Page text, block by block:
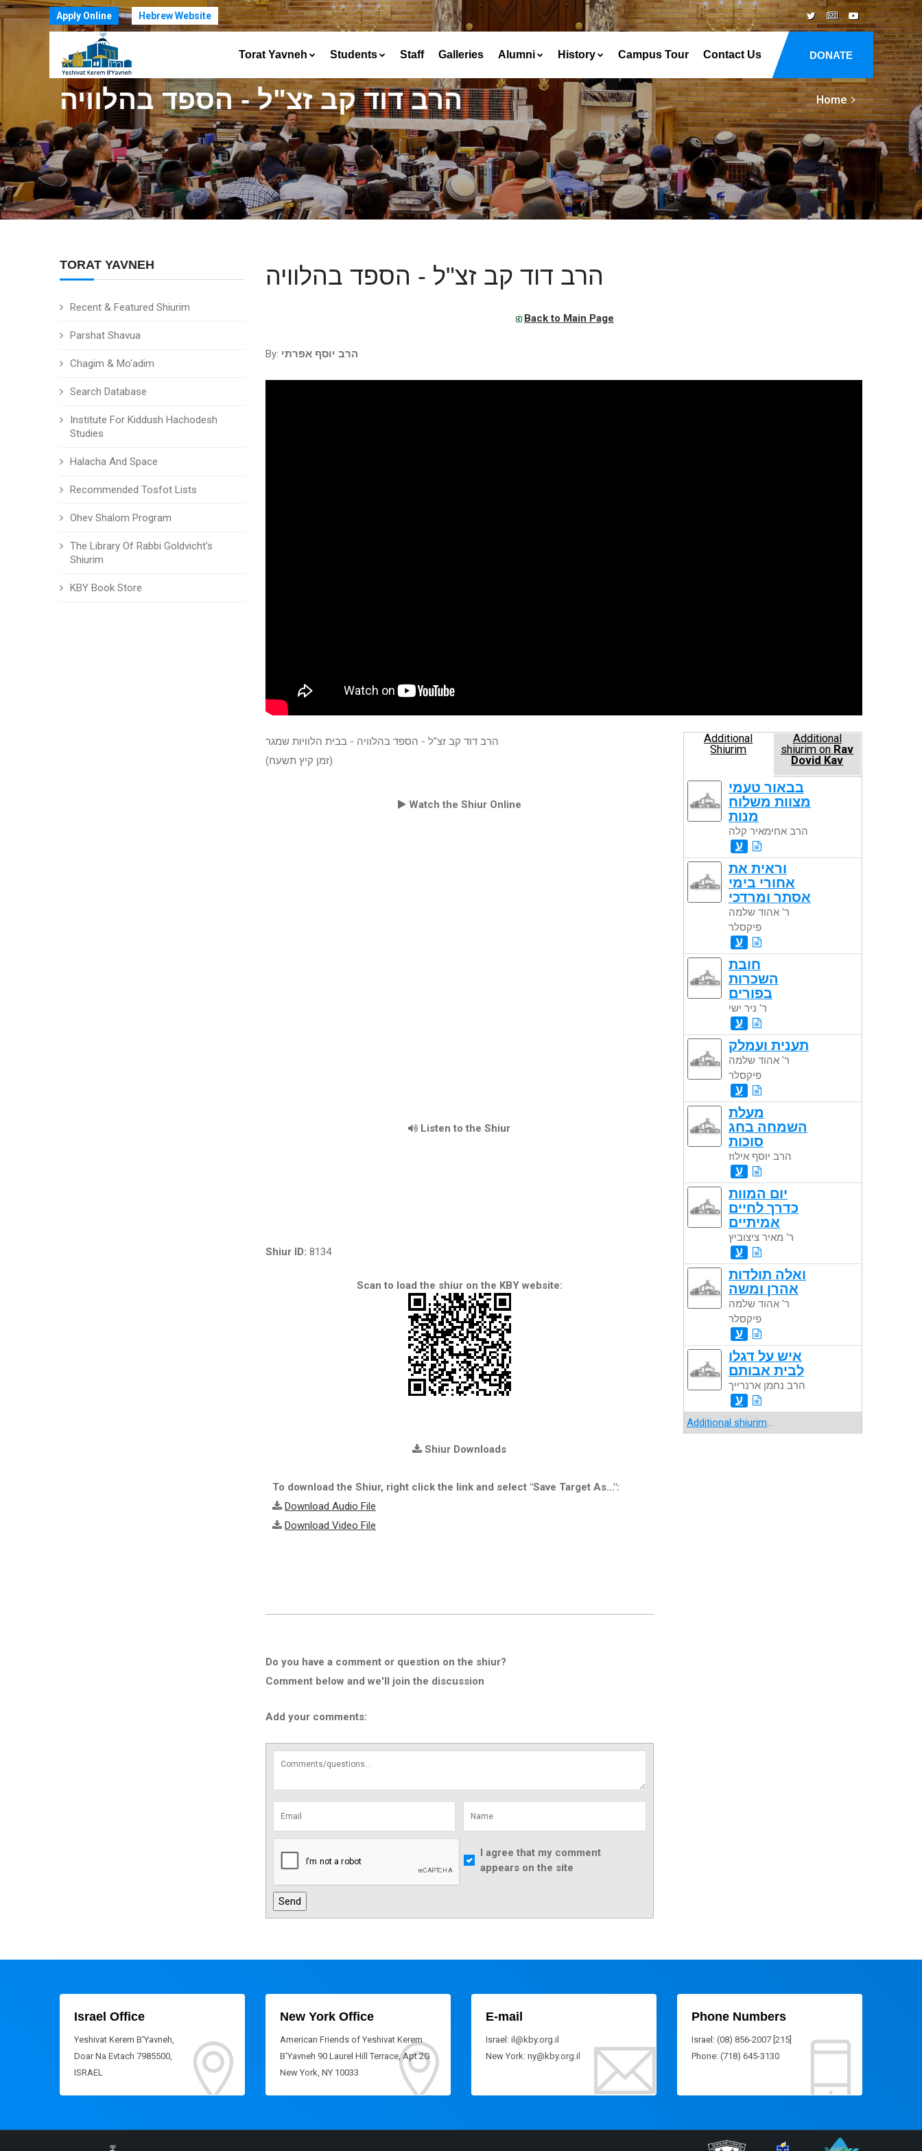
Apply Online Hebrew Website
DONATE
Torat Yavneh Students Staff Galleries Alumni History Campus Tour Contact Us
הרב דוד קב זצ"ל - הספד בהלוויה Home
TORAT YAVNEH
Recent & Featured Shiurim
Parshat Shavua
Chagim & Mo'adim
Search Database
Institute For Kiddush Hachodesh
Studies
Halacha And Space
Recommended Tosfot Lists
Ohev Shalom Program
The Library Of Rabbi Goldvicht's
Shiurim
KBY Book Store
הרב דוד קב זצ"ל - הספד בהלוויה
Back to Main Page
By: הרב יוסף אפרתי
הרב דוד קב זצ"ל - הספד בהלוויה - בבית הלוויות שמגר
(זמן קיץ תשעח)
Watch the Shiur Online
Listen to the Shiur
Shiur ID: 8134
Scan to load the shiur on the KBY website:
Shiur Downloads
To download the Shiur, right click the link and select "Save Target As...":
Download Audio File
Download Video File
Do you have a comment or question on the shiur?
Comment below and we'll join the discussion
Add your comments:
I agree that my comment
appears on the site
Additional
Shiurim
Additional
shiurim on Rav
Dovid Kav
בבאור טעמי
מצוות משלוח
מנות
הרב אחימאיר קלה
ע
וראית את
אחורי בימי
אסתר ומרדכי
ר' אהוד שלמה
פיקסלר
ע
חובת
השכרות
בפורים
ר' ניר ישי
ע
תענית ועמלק
ר' אהוד שלמה
פיקסלר
ע
מעלת
השמחה בחג
סוכות
הרב יוסף אילוז
ע
יום המוות
כדרך לחיים
אמיתיים
ר' מאיר ציצוביץ
ע
ואלה תולדות
אהרן ומשה
ר' אהוד שלמה
פיקסלר
ע
איש על דגלו
לבית אבותם
הרב נחמן ארנרייך
ע
Additional shiurim...
Israel Office
Yeshivat Kerem B'Yavneh,
Doar Na Evtach 7985500,
ISRAEL
New York Office
American Friends of Yeshivat Kerem
B'Yavneh 90 Laurel Hill Terrace, Apt 2G
New York, NY 10033
E-mail
Israel: il@kby.org.il
New York: ny@kby.org.il
Phone Numbers
Israel: (08) 856-2007 [215]
Phone: (718) 645-3130